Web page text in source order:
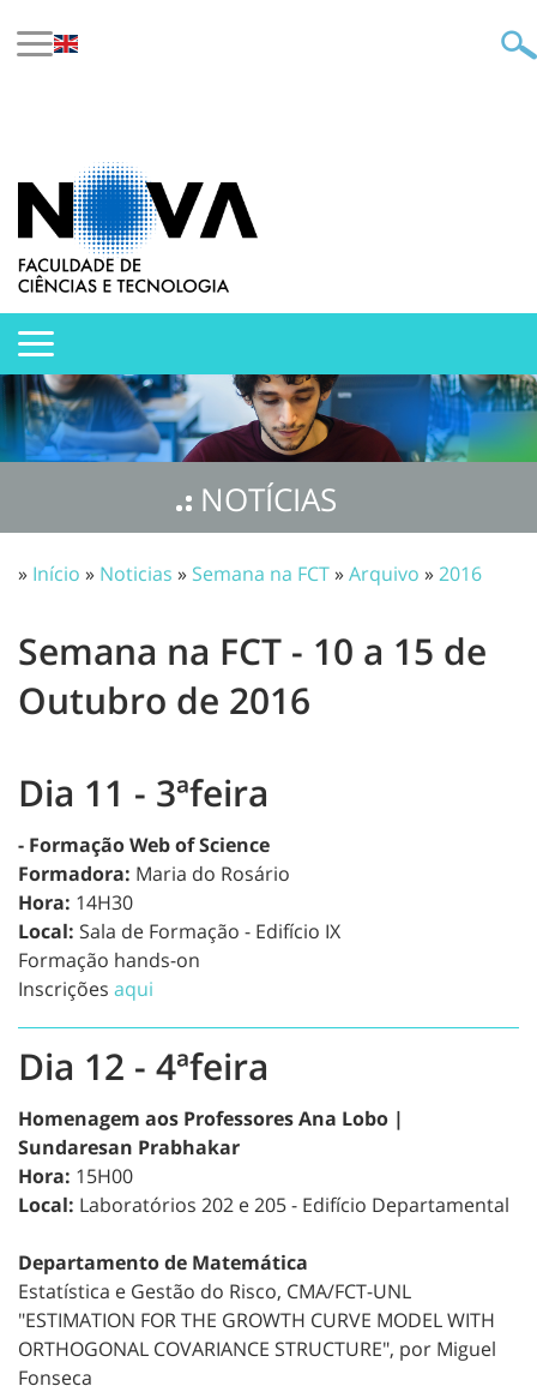
NOTÍCIAS
» Início » Noticias » Semana na FCT»Arquivo »2016
Semana na FCT - 10 a 15 de
Outubro de 2016
Dia 11 - 3ªfeira
- Formação Web of Science
Formadora: Maria do Rosário
Hora: 14H30
Local: Sala de Formação - Edifício IX
Formação hands-on
Inscrições aqui
Dia 12 - 4ªfeira
Homenagem aos Professores Ana Lobo |
Sundaresan Prabhakar
Hora: 15H00
Local: Laboratórios 202 e 205 - Edifício Departamental
Departamento de Matemática
Estatística e Gestão do Risco, CMA/FCT-UNL
"ESTIMATION FOR THE GROWTH CURVE MODEL WITH
ORTHOGONAL COVARIANCE STRUCTURE", por Miguel
Fonseca